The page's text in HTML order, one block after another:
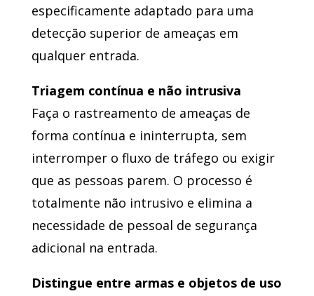
especificamente adaptado para uma
detecção superior de ameaças em
qualquer entrada.
Triagem contínua e não intrusiva
Faça o rastreamento de ameaças de
forma contínua e ininterrupta, sem
interromper o fluxo de tráfego ou exigir
que as pessoas parem. O processo é
totalmente não intrusivo e elimina a
necessidade de pessoal de segurança
adicional na entrada.
Distingue entre armas e objetos de uso